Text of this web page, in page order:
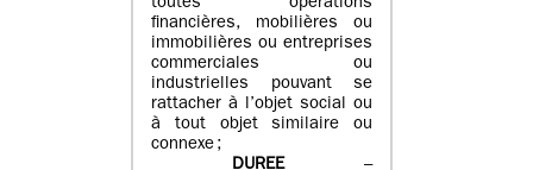
toutes opérations
financières, mobilières ou
immobilières ou entreprises
commerciales ou
industrielles pouvant se
rattacher à l’objet social ou
à tout objet similaire ou
connexe ;
DUREE–